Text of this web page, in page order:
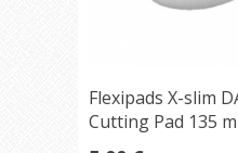
Flexipads X-slim
Cutting Pad 135